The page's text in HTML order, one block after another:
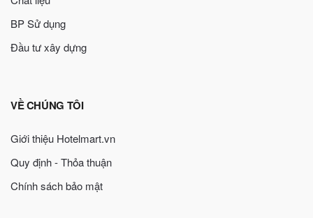
BP Sử dụng
Đầu tư xây dựng
VỀ CHÚNG TÔI
Giới thiệu Hotelmart.vn
Quy định - Thỏa thuận
Chính sách bảo mật